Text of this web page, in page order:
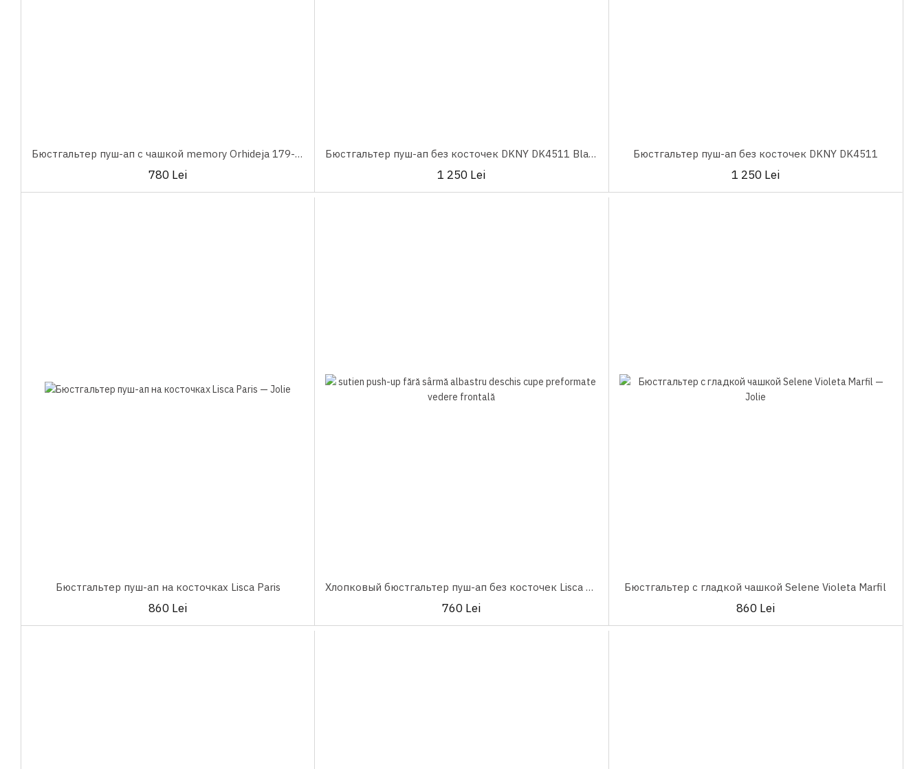
Бюстгальтер пуш-ап с чашкой memory Orhideja 179-736
780 Lei
Бюстгальтер пуш-ап без косточек DKNY DK4511 Black
1 250 Lei
Бюстгальтер пуш-ап без косточек DKNY DK4511
1 250 Lei
Бюстгальтер пуш-ап на косточках Lisca Paris
860 Lei
Хлопковый бюстгальтер пуш-ап без косточек Lisca Rainbow
760 Lei
Бюстгальтер с гладкой чашкой Selene Violeta Marfil
860 Lei